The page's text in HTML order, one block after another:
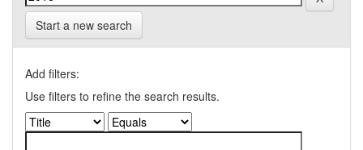
Start a new search
Add filters:
Use filters to refine the search results.